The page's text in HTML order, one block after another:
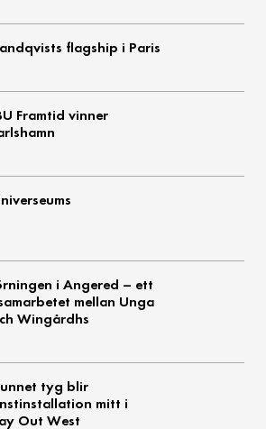
flagship i Paris
Framtid vinner
i Angered – ett
mellan Unga
Wingårdhs
tyg blir
mitt i
Out West